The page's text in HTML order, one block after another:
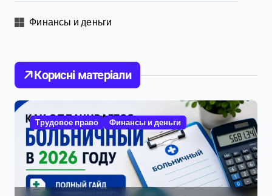
Финансы и деньги
Корисні матеріали
Трудовое право Финансы и деньги